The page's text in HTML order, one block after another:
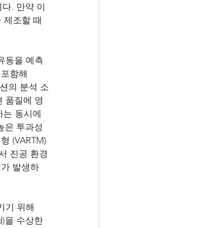
. 만약 이
제조할 때
동을 예측
함해
의 분석 소
품질에 영
는 동시에
은 투과성
(VARTM)
진공 환경
발생하
기 위해
을 수상한